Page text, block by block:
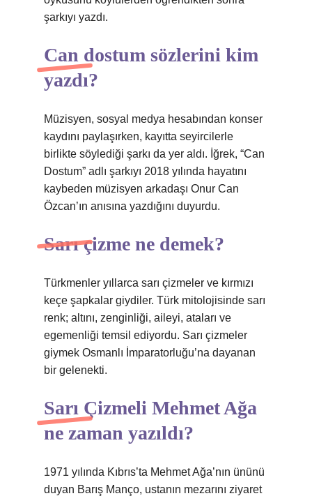
şarkıyı yazdı.
Can dostum sözlerini kim
yazdı?
Müzisyen, sosyal medya hesabından konser
kaydını paylaşırken, kayıtta seyircilerle
birlikte söylediği şarkı da yer aldı. İğrek, “Can
Dostum” adlı şarkıyı 2018 yılında hayatını
kaybeden müzisyen arkadaşı Onur Can
Özcan’ın anısına yazdığını duyurdu.
Sarı çizme ne demek?
Türkmenler yıllarca sarı çizmeler ve kırmızı
keçe şapkalar giydiler. Türk mitolojisinde sarı
renk; altını, zenginliği, aileyi, ataları ve
egemenliği temsil ediyordu. Sarı çizmeler
giymek Osmanlı İmparatorluğu’na dayanan
bir gelenekti.
Sarı Çizmeli Mehmet Ağa
ne zaman yazıldı?
1971 yılında Kıbrıs’ta Mehmet Ağa’nın ününü
duyan Barış Manço, ustanın mezarını ziyaret